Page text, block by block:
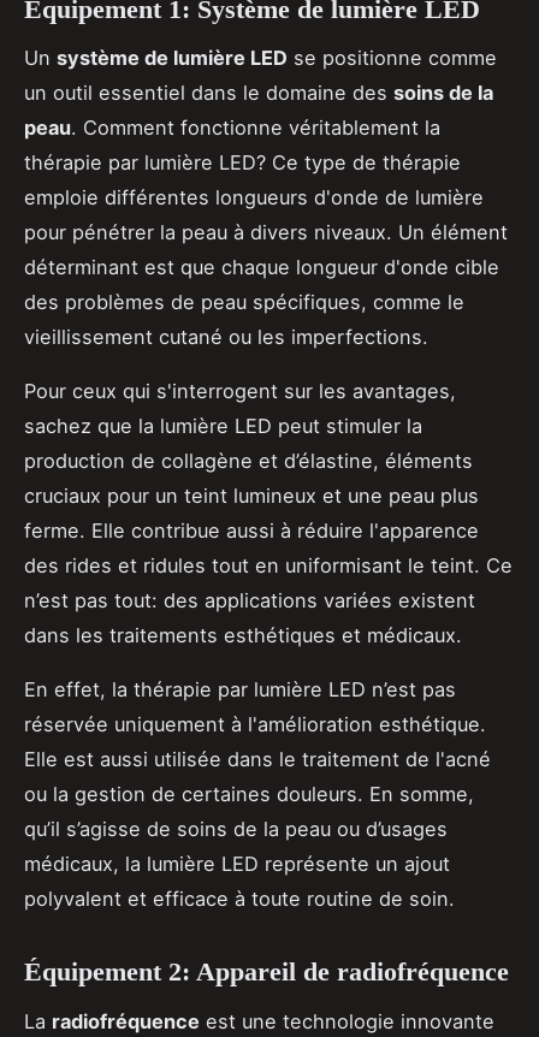
Équipement 1: Système de lumière LED
Un système de lumière LED se positionne comme
un outil essentiel dans le domaine des soins de la
peau. Comment fonctionne véritablement la
thérapie par lumière LED? Ce type de thérapie
emploie différentes longueurs d'onde de lumière
pour pénétrer la peau à divers niveaux. Un élément
déterminant est que chaque longueur d'onde cible
des problèmes de peau spécifiques, comme le
vieillissement cutané ou les imperfections.
Pour ceux qui s'interrogent sur les avantages,
sachez que la lumière LED peut stimuler la
production de collagène et d’élastine, éléments
cruciaux pour un teint lumineux et une peau plus
ferme. Elle contribue aussi à réduire l'apparence
des rides et ridules tout en uniformisant le teint. Ce
n’est pas tout: des applications variées existent
dans les traitements esthétiques et médicaux.
En effet, la thérapie par lumière LED n’est pas
réservée uniquement à l'amélioration esthétique.
Elle est aussi utilisée dans le traitement de l'acné
ou la gestion de certaines douleurs. En somme,
qu’il s’agisse de soins de la peau ou d’usages
médicaux, la lumière LED représente un ajout
polyvalent et efficace à toute routine de soin.
Équipement 2: Appareil de radiofréquence
La radiofréquence est une technologie innovante